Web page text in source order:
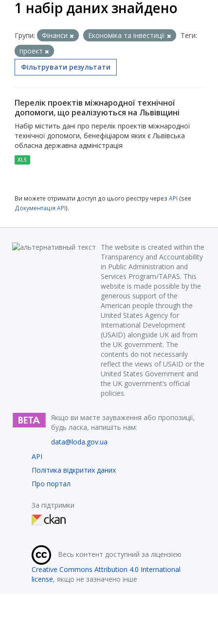
1 набір даних знайдено
Групи: Фінанси Економіка та інвестиції
Теги:
проект
Фільтрувати результати
Перелік проектів міжнародної технічної
допомоги, що реалізуються на Львівщині
Набір містить дані про перелік проектів міжнародної
технічної допомоги, бенефіціаром яких є Львівська
обласна державна адміністрація
XLS
Ви можете отримати доступ до цього реєстру через API (see
Документація API).
The website is created within the
Transparency and Accountability
in Public Administration and
Services Program/TAPAS. This
website is made possible by the
generous support of the
American people through the
United States Agency for
International Development
(USAID) alongside UK aid from
the UK government. The
contents do not necessarily
reflect the views of USAID or the
United States Government and
the UK government’s official
policies.
Якщо ви маєте зауваження або пропозиції,
будь ласка, напишіть нам:
data@loda.gov.ua
API
Політика відкритих даних
Про портал
За підтримки
Весь контент доступний за ліцензією
Creative Commons Attribution 4.0 International
license, якщо не зазначено інше